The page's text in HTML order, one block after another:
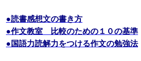
●読書感想文の書き方
●作文教室 比較のための１０の基準
●国語力読解力をつける作文の勉強法